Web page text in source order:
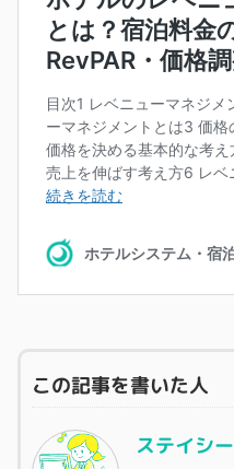
この記事を書いた人
ステイシ